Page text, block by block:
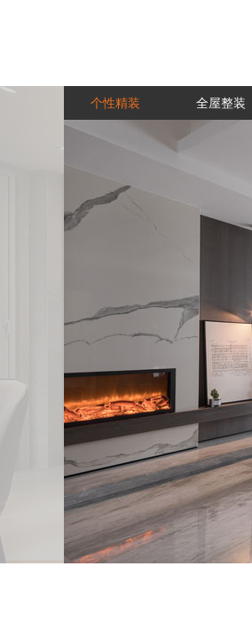
个性精装 全屋整装